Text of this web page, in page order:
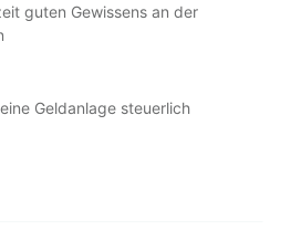
guten Gewissens an der
Geldanlage steuerlich